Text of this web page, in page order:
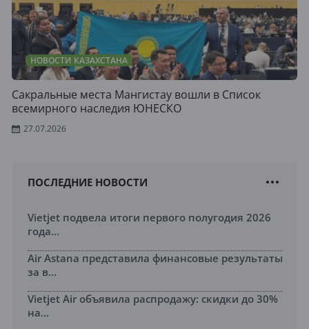
НОВОСТИ КАЗАХСТАНА
Сакральные места Мангистау вошли в Список
всемирного наследия ЮНЕСКО
27.07.2026
ПОСЛЕДНИЕ НОВОСТИ
Vietjet подвела итоги первого полугодия 2026
года...
Air Astana представила финансовые результаты
за в...
Vietjet Air объявила распродажу: скидки до 30%
на...